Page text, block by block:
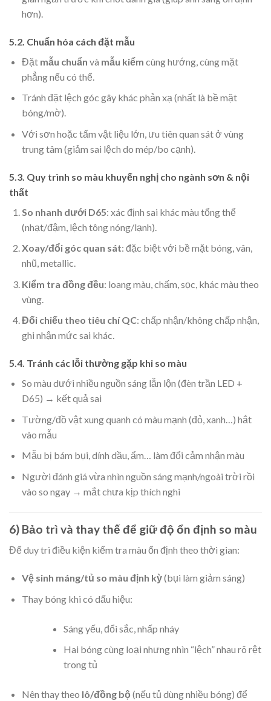
hơn).
5.2. Chuẩn hóa cách đặt mẫu
Đặt mẫu chuẩn và mẫu kiểm cùng hướng, cùng mặt
phẳng nếu có thể.
Tránh đặt lệch góc gây khác phản xạ (nhất là bề mặt
bóng/mờ).
Với sơn hoặc tấm vật liệu lớn, ưu tiên quan sát ở vùng
trung tâm (giảm sai lệch do mép/bo cạnh).
5.3. Quy trình so màu khuyến nghị cho ngành sơn & nội
thất
So nhanh dưới D65: xác định sai khác màu tổng thể
(nhạt/đậm, lệch tông nóng/lạnh).
Xoay/đổi góc quan sát: đặc biệt với bề mặt bóng, vân,
nhũ, metallic.
Kiểm tra đồng đều: loang màu, chấm, sọc, khác màu theo
vùng.
Đối chiếu theo tiêu chí QC: chấp nhận/không chấp nhận,
ghi nhận mức sai khác.
5.4. Tránh các lỗi thường gặp khi so màu
So màu dưới nhiều nguồn sáng lẫn lộn (đèn trần LED +
D65) → kết quả sai
Tường/đồ vật xung quanh có màu mạnh (đỏ, xanh…) hắt
vào mẫu
Mẫu bị bám bụi, dính dầu, ẩm… làm đổi cảm nhận màu
Người đánh giá vừa nhìn nguồn sáng mạnh/ngoài trời rồi
vào so ngay → mắt chưa kịp thích nghi
6) Bảo trì và thay thế để giữ độ ổn định so màu
Để duy trì điều kiện kiểm tra màu ổn định theo thời gian:
Vệ sinh máng/tủ so màu định kỳ(bụi làm giảm sáng)
Thay bóng khi có dấu hiệu:
Sáng yếu, đổi sắc, nhấp nháy
Hai bóng cùng loại nhưng nhìn “lệch” nhau rõ rệt
trong tủ
Nên thay theo lô/đồng bộ (nếu tủ dùng nhiều bóng) để